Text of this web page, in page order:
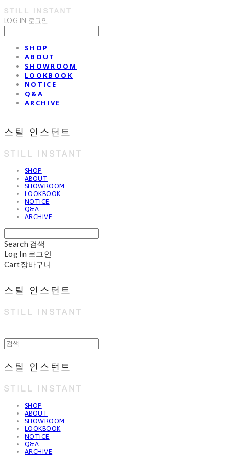
LOG IN 로그인
SHOP
ABOUT
SHOWROOM
LOOKBOOK
NOTICE
Q&A
ARCHIVE
스틸 인스턴트
SHOP
ABOUT
SHOWROOM
LOOKBOOK
NOTICE
Q&A
ARCHIVE
Search 검색
Log In 로그인
Cart장바구니
스틸 인스턴트
스틸 인스턴트
SHOP
ABOUT
SHOWROOM
LOOKBOOK
NOTICE
Q&A
ARCHIVE